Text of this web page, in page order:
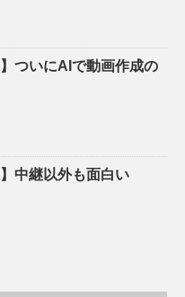
】ついにAIで動画作成の
中継以外も面白い